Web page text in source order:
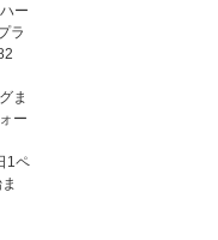
ー
ラ
ま
ー
1ペ